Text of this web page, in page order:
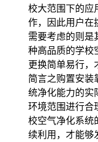
校大范围下的应
作，因此用户在
需要考虑的则是
种高品质的学校
更换简单易行，
简言之购置安装
统净化能力的实
环境范围进行合
校空气净化系统
续利用，才能够